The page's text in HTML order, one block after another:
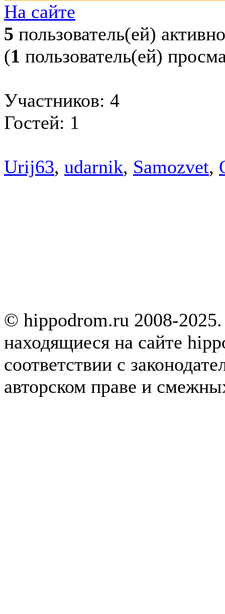
На сайте
5 пользователь(ей) активно
(1 пользователь(ей)
Участников: 4
Гостей: 1
Urij63, udarnik, Samozvet,
© hippodrom.ru 2008-
находящиеся на сайте
соответствии с
авторском праве и